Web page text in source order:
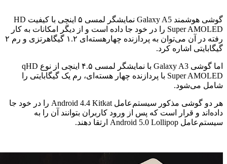
گوشی هوشمند Galaxy A5 نمایشگر لمسی ۵ اینچی با کیفیت HD
Super AMOLED را در خود جا داده است و از دیگر امکانات به کار
رفته در آن می‌توان به پردازنده چهارهسته‌ای ۱.۲ گیگاهرتزی و رم ۲
گیگابایتی اشاره کرد.
اما گوشی Galaxy A3 با نمایشگر لمسی ۴.۵ اینچی از نوع qHD
Super AMOLED با پردازنده چهار هسته‌ای، رم یک گیگابایتی را
شامل می‌شود.
هر دو گوشی مذکور سیستم‌عامل Android 4.4 Kitkat را در خود جا
داده‌اند و قرار است که پس از ورود کاربران بتوانند آن را به
سیستم‌عامل Android 5.0 Lollipop ارتقا دهند.